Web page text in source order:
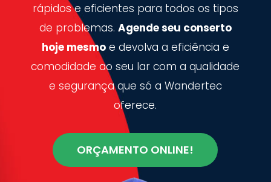
rápidos e eficientes para todos os tipos
de problemas. Agende seu conserto
hoje mesmoe devolva a eficiência e
comodidade ao seu lar com a qualidade
e segurança que só a Wandertec
oferece.
ORÇAMENTO ONLINE!